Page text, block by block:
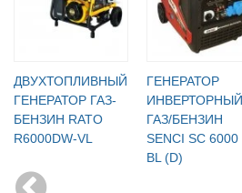
ДВУХТОПЛИВНЫЙ
ГЕНЕРАТОР ГАЗ-
БЕНЗИН RATO
R6000DW-VL
ГЕНЕРАТОР
ИНВЕРТОРНЫЙ
ГАЗ/БЕНЗИН
SENCI SC 6000
BL (D)